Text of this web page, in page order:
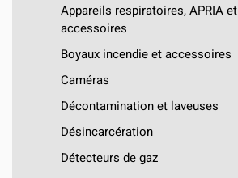
Appareils respiratoires, APRIA et
accessoires
Boyaux incendie et accessoires
Caméras
Décontamination et laveuses
Désincarcération
Détecteurs de gaz